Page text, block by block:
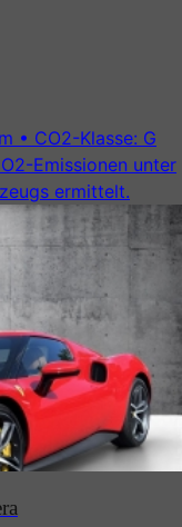
• CO2-Klasse: G
Emissionen unter
ermittelt.